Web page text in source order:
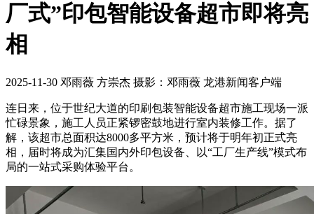
厂式”印包智能设备超市即将亮
相
2025-11-30 邓雨薇 方崇杰 摄影：邓雨薇 龙港新闻客户端
连日来，位于世纪大道的印刷包装智能设备超市施工现场一派
忙碌景象，施工人员正紧锣密鼓地进行室内装修工作。据了
解，该超市总面积达8000多平方米，预计将于明年初正式亮
相，届时将成为汇集国内外印包设备、以“工厂生产线”模式布
局的一站式采购体验平台。